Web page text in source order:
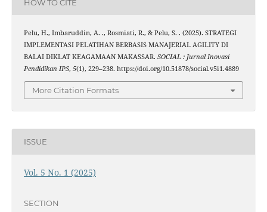
HOW TO CITE
Pelu, H., Imbaruddin, A. ., Rosmiati, R., & Pelu, S. . (2025). STRATEGI
IMPLEMENTASI PELATIHAN BERBASIS MANAJERIAL AGILITY DI
BALAI DIKLAT KEAGAMAAN MAKASSAR. SOCIAL : Jurnal Inovasi
Pendidikan IPS, 5(1), 229–238. https://doi.org/10.51878/social.v5i1.4889
More Citation Formats
ISSUE
Vol. 5 No. 1 (2025)
SECTION